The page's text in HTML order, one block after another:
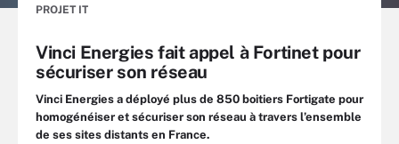
PROJET IT
Vinci Energies fait appel à Fortinet pour
sécuriser son réseau
Vinci Energies a déployé plus de 850 boitiers Fortigate pour
homogénéiser et sécuriser son réseau à travers l’ensemble
de ses sites distants en France.